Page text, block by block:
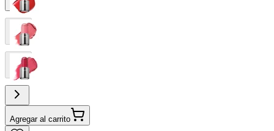
Agregar al carrito